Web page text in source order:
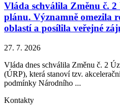
Vláda schválila Změnu č.
plánu. Významně omezila
oblastí a posílila veřejné
27. 7. 2026
Vláda dnes schválila Změnu č. 2
(ÚRP), která stanoví tzv.
podmínky Národního ...
Kontakty